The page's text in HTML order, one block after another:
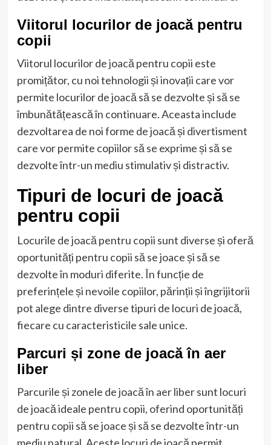
Viitorul locurilor de joacă pentru
copii
Viitorul locurilor de joacă pentru copii este
promițător, cu noi tehnologii și inovații care vor
permite locurilor de joacă să se dezvolte și să se
îmbunătățească în continuare. Aceasta include
dezvoltarea de noi forme de joacă și divertisment
care vor permite copiilor să se exprime și să se
dezvolte într-un mediu stimulativ și distractiv.
Tipuri de locuri de joacă
pentru copii
Locurile de joacă pentru copii sunt diverse și oferă
oportunități pentru copii să se joace și să se
dezvolte în moduri diferite. În funcție de
preferințele și nevoile copiilor, părinții și îngrijitorii
pot alege dintre diverse tipuri de locuri de joacă,
fiecare cu caracteristicile sale unice.
Parcuri și zone de joacă în aer
liber
Parcurile și zonele de joacă în aer liber sunt locuri
de joacă ideale pentru copii, oferind oportunități
pentru copii să se joace și să se dezvolte într-un